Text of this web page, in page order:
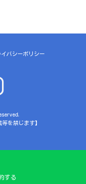
する
イバシーポリシー
を禁じます】